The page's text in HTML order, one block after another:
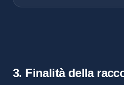
3. Finalità della